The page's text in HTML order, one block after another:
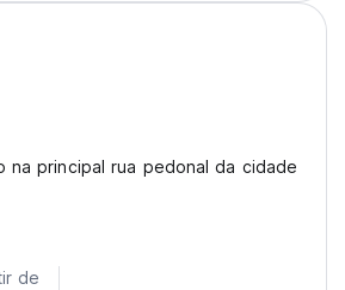
na principal rua pedonal da cidade
de